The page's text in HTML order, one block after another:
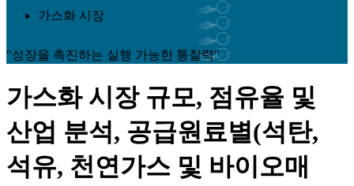
가스화 시장
"성장을 촉진하는 실행 가능한 통찰력"
가스화 시장 규모, 점유율 및
산업 분석, 공급원료별(석탄,
석유, 천연가스 및 바이오매